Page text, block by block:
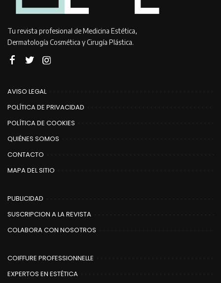
Tu revista profesional de Medicina Estética,
Dermatología Cosmética y Cirugía Plástica.
AVISO LEGAL
POLÍTICA DE PRIVACIDAD
POLÍTICA DE COOKIES
QUIÉNES SOMOS
CONTACTO
MAPA DEL SITIO
PUBLICIDAD
SUSCRIPCION A LA REVISTA
COLABORA CON NOSOTROS
COIFFURE PROFESSIONNELLE
EXPERTOS EN ESTÉTICA